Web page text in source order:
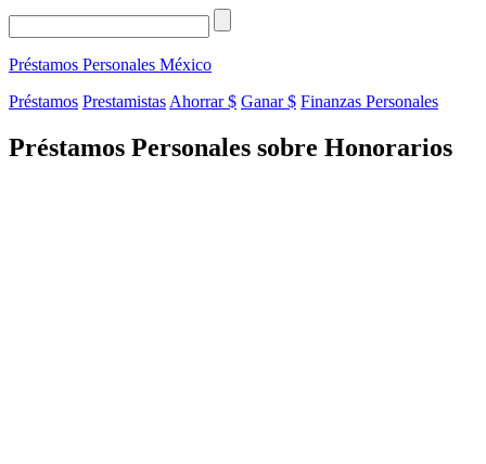
Préstamos Personales México
Préstamos Prestamistas Ahorrar $ Ganar $ Finanzas Personales
Préstamos Personales sobre Honorarios